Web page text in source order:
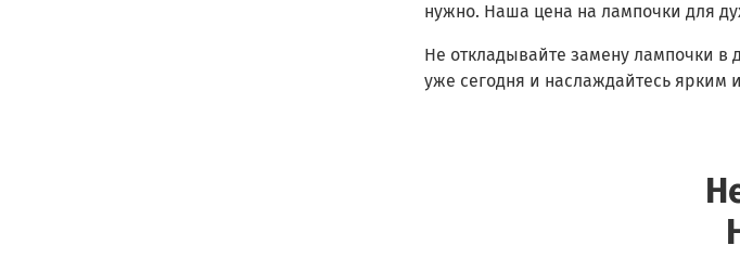
нужно. Наша цена на лампочки для
Не откладывайте замену лампочки в
уже сегодня и наслаждайтесь